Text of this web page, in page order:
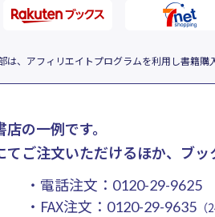
は、アフィリエイトプログラムを利用し書籍購
の一例です。
ご注文いただけるほか、ブ
・電話注文： 0120-29-9625
・FAX注文： 0120-29-9635（